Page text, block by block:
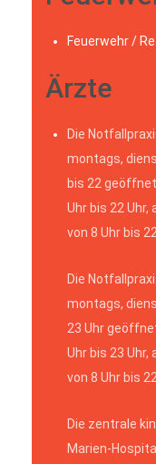
Feuerwehr /
Ärzte
Die
montags,
bis 22
Uhr bis 22 Uhr,
von 8 Uhr bis
Die
montags,
23 Uhr
Uhr bis 23 Uhr,
von 8 Uhr bis
Die zentrale
Marien-